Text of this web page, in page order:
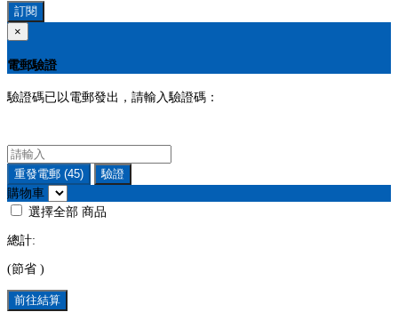
訂閱
×
電郵驗證
驗證碼已以電郵發出，請輸入驗證碼：
重發電郵 (45)
驗證
購物車
選擇全部 商品
總計:
(節省 )
前往結算